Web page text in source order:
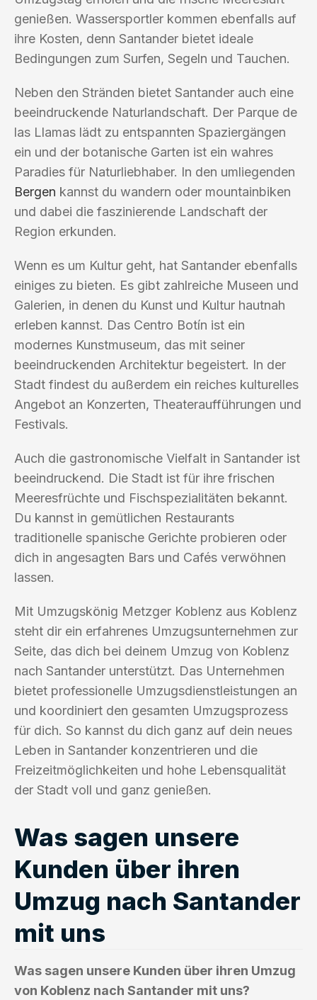
genießen. Wassersportler kommen ebenfalls auf
ihre Kosten, denn Santander bietet ideale
Bedingungen zum Surfen, Segeln und Tauchen.
Neben den Stränden bietet Santander auch eine
beeindruckende Naturlandschaft. Der Parque de
las Llamas lädt zu entspannten Spaziergängen
ein und der botanische Garten ist ein wahres
Paradies für Naturliebhaber. In den umliegenden
Bergen kannst du wandern oder mountainbiken
und dabei die faszinierende Landschaft der
Region erkunden.
Wenn es um Kultur geht, hat Santander ebenfalls
einiges zu bieten. Es gibt zahlreiche Museen und
Galerien, in denen du Kunst und Kultur hautnah
erleben kannst. Das Centro Botín ist ein
modernes Kunstmuseum, das mit seiner
beeindruckenden Architektur begeistert. In der
Stadt findest du außerdem ein reiches kulturelles
Angebot an Konzerten, Theateraufführungen und
Festivals.
Auch die gastronomische Vielfalt in Santander ist
beeindruckend. Die Stadt ist für ihre frischen
Meeresfrüchte und Fischspezialitäten bekannt.
Du kannst in gemütlichen Restaurants
traditionelle spanische Gerichte probieren oder
dich in angesagten Bars und Cafés verwöhnen
lassen.
Mit Umzugskönig Metzger Koblenz aus Koblenz
steht dir ein erfahrenes Umzugsunternehmen zur
Seite, das dich bei deinem Umzug von Koblenz
nach Santander unterstützt. Das Unternehmen
bietet professionelle Umzugsdienstleistungen an
und koordiniert den gesamten Umzugsprozess
für dich. So kannst du dich ganz auf dein neues
Leben in Santander konzentrieren und die
Freizeitmöglichkeiten und hohe Lebensqualität
der Stadt voll und ganz genießen.
Was sagen unsere
Kunden über ihren
Umzug nach Santander
mit uns
Was sagen unsere Kunden über ihren Umzug
von Koblenz nach Santander mit uns?